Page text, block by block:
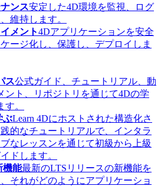
ンス安定した4D環境を監視、ログ
維持します。
メント4Dアプリケーションを安全
ージ化し、保護し、デプロイしま
ス公式ガイド、チュートリアル、動
ント、リポジトリを通じて4Dの学
。
ぶLearn 4Dにホストされた構造化さ
的なチュートリアルで、インタラ
なレッスンを通じて初級から上級
ドします。
機能最新のLTSリリースの新機能を
それがどのようにアプリケーショ